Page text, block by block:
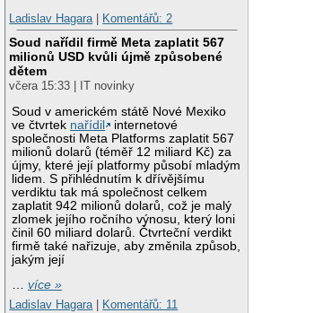
Ladislav Hagara| Komentářů: 2
Soud nařídil firmě Meta zaplatit 567
milionů USD kvůli újmě způsobené
dětem
včera 15:33 | IT novinky
Soud v americkém státě Nové Mexiko
ve čtvrtek nařídil
internetové
společnosti Meta Platforms zaplatit 567
milionů dolarů (téměř 12 miliard Kč) za
újmy, které její platformy působí mladým
lidem. S přihlédnutím k dřívějšímu
verdiktu tak má společnost celkem
zaplatit 942 milionů dolarů, což je malý
zlomek jejího ročního výnosu, který loni
činil 60 miliard dolarů. Čtvrteční verdikt
firmě také nařizuje, aby změnila způsob,
jakým její
…více »
Ladislav Hagara
Komentářů: 11